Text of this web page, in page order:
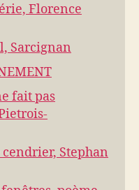
Florence
Sarcignan
fait pas
Stephan